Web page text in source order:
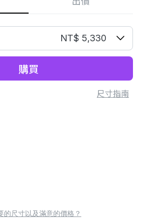
NT$ 5,330
購買
尺寸指南
的尺寸以及滿意的價格？